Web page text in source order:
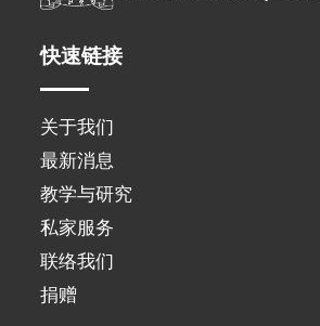
快速链接
关于我们
最新消息
教学与研究
私家服务
联络我们
捐赠